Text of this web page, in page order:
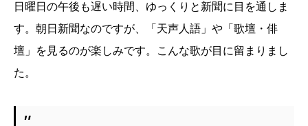
日曜日の午後も遅い時間、ゆっくりと新聞に目を通しま
す。朝日新聞なのですが、「天声人語」や「歌壇・俳
壇」を見るのが楽しみです。こんな歌が目に留まりまし
た。